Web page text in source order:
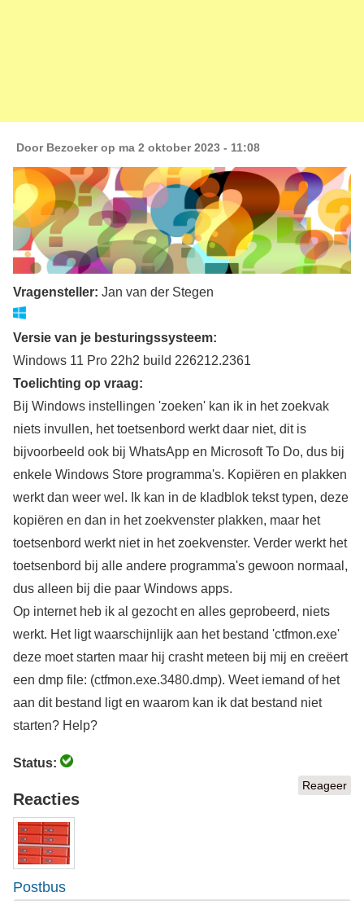
Door Bezoekerop ma 2 oktober 2023 - 11:08
Vragensteller: Jan van der Stegen
Versie van je besturingssysteem:
Windows 11 Pro 22h2 build 226212.2361
Toelichting op vraag:
Bij Windows instellingen 'zoeken' kan ik in het zoekvak
niets invullen, het toetsenbord werkt daar niet, dit is
bijvoorbeeld ook bij WhatsApp en Microsoft To Do, dus bij
enkele Windows Store programma's. Kopiëren en plakken
werkt dan weer wel. Ik kan in de kladblok tekst typen, deze
kopiëren en dan in het zoekvenster plakken, maar het
toetsenbord werkt niet in het zoekvenster. Verder werkt het
toetsenbord bij alle andere programma's gewoon normaal,
dus alleen bij die paar Windows apps.
Op internet heb ik al gezocht en alles geprobeerd, niets
werkt. Het ligt waarschijnlijk aan het bestand 'ctfmon.exe'
deze moet starten maar hij crasht meteen bij mij en creëert
een dmp file: (ctfmon.exe.3480.dmp). Weet iemand of het
aan dit bestand ligt en waarom kan ik dat bestand niet
starten? Help?
Status:
Reageer
Reacties
Postbus